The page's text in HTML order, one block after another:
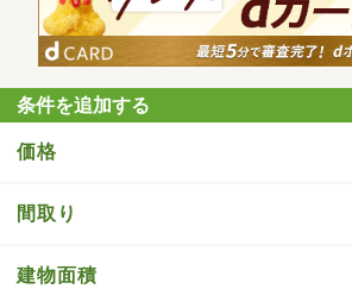
条件を追加する
価格
間取り
建物面積